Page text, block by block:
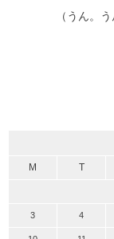
（うん。
M T
3 4